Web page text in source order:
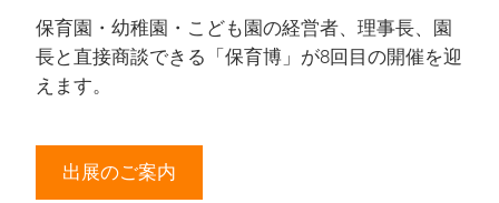
保育園・幼稚園・こども園の経営者、理事長、園
長と直接商談できる「保育博」が8回目の開催を迎
えます。
出展のご案内